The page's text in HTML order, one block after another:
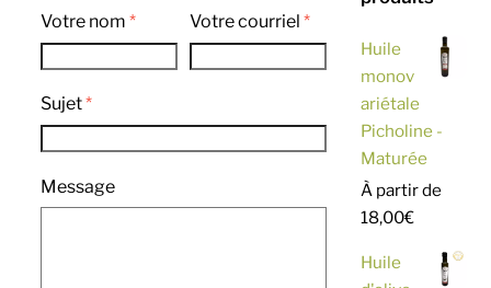
Votre nom * Votre courriel *
Sujet*
Message
Huile
monov
ariétale
Picholine -
Maturée
À partir de
18,00€
Huile